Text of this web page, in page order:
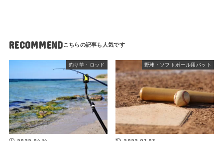
RECOMMEND
釣り竿・ロッド 野球・ソフトボール用バット